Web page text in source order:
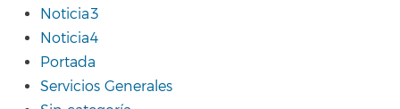
Noticia3
Noticia4
Portada
Servicios Generales